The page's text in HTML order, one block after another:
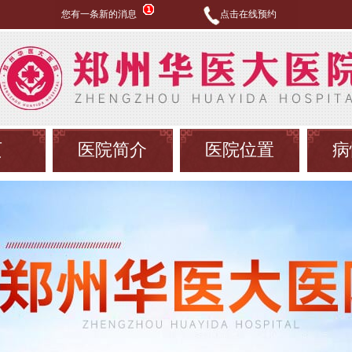
您有一条新的消息 点击在线预约
医院简介 医院位置